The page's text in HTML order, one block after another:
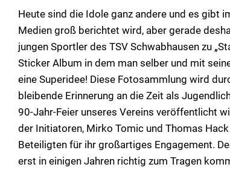
Heute sind die Idole ganz andere und es gibt
Medien groß berichtet wird, aber gerade
jungen Sportler des TSV Schwabhausen zu
Sticker Album in dem man selber und mit
eine Superidee! Diese Fotosammlung wird
bleibende Erinnerung an die Zeit als
90-Jahr-Feier unseres Vereins veröffentlicht
der Initiatoren, Mirko Tomic und Thomas
Beteiligten für ihr großartiges Engagement.
erst in einigen Jahren richtig zum Tragen